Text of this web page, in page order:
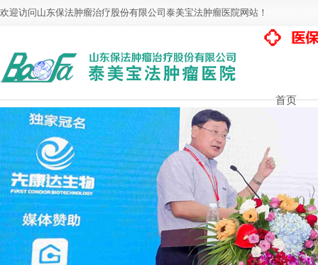
欢迎访问山东保法肿瘤治疗股份有限公司泰美宝法肿瘤医院网站！
首页